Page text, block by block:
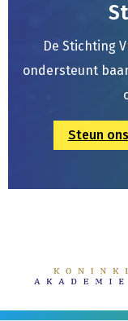
De Stichting
ondersteunt
Steun